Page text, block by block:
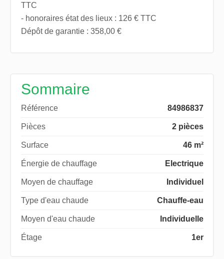
TTC
- honoraires état des lieux : 126 € TTC
Dépôt de garantie : 358,00 €
Sommaire
Référence 84986837
Pièces 2 pièces
Surface 46 m²
Énergie de chauffage Electrique
Moyen de chauffage Individuel
Type d'eau chaude Chauffe-eau
Moyen d'eau chaude Individuelle
Étage 1er